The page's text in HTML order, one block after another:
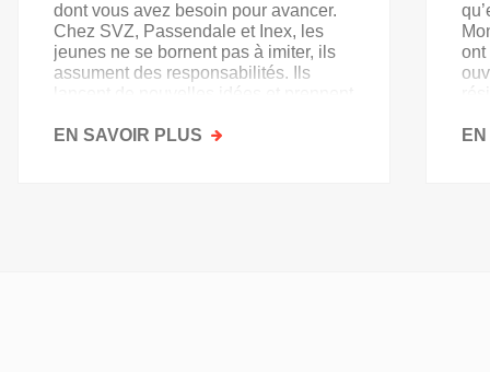
dont vous avez besoin pour avancer.
Chez SVZ, Passendale et Inex, les
jeunes ne se bornent pas à imiter, ils
assument des responsabilités. Ils
lancent de nouvelles idées et prennent
EN SAVOIR PLUS SUR
ont